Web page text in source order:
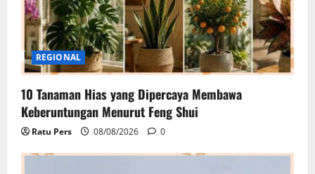
REGIONAL
10 Tanaman Hias yang Dipercaya Membawa
Keberuntungan Menurut Feng Shui
Ratu Pers 08/08/2026 0